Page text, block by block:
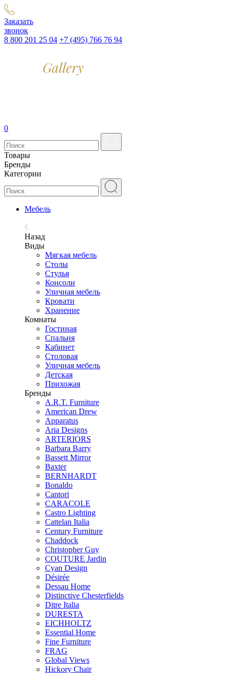
Заказать
звонок
8 800 201 25 04 +7 (495) 766 76 94
0
Товары
Бренды
Категории
Мебель
Назад
Виды
Мягкая мебель
Столы
Стулья
Консоли
Уличная мебель
Кровати
Хранение
Комнаты
Гостиная
Спальня
Кабинет
Столовая
Уличная мебель
Детская
Прихожая
Бренды
A.R.T. Furniture
American Drew
Apparatus
Aria Designs
ARTERIORS
Barbara Barry
Bassett Mirror
Baxter
BERNHARDT
Bonaldo
Cantori
CARACOLE
Castro Lighting
Cattelan Italia
Century Furniture
Chaddock
Christopher Guy
COUTURE Jardin
Cyan Design
Désirée
Dessau Home
Distinctive Chesterfields
Ditre Italia
DURESTA
EICHHOLTZ
Essential Home
Fine Furniture
FRAG
Global Views
Hickory Chair